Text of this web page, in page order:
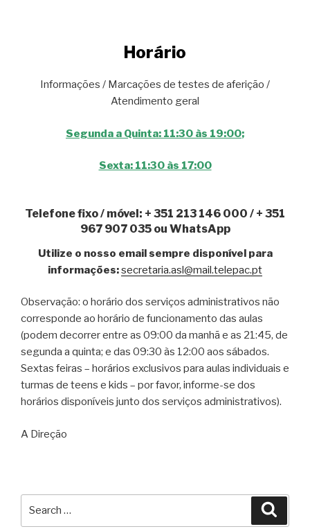
Horário
Informações / Marcações de testes de aferição /
Atendimento geral
Segunda a Quinta: 11:30 às 19:00;
Sexta: 11:30 às 17:00
Telefone fixo / móvel: + 351 213 146 000 / + 351
967 907 035 ou WhatsApp
Utilize o nosso email sempre disponível para
informações:secretaria.asl@mail.telepac.pt
Observação: o horário dos serviços administrativos não
corresponde ao horário de funcionamento das aulas
(podem decorrer entre as 09:00 da manhã e as 21:45, de
segunda a quinta; e das 09:30 às 12:00 aos sábados.
Sextas feiras – horários exclusivos para aulas individuais e
turmas de teens e kids – por favor, informe-se dos
horários disponíveis junto dos serviços administrativos).
A Direção